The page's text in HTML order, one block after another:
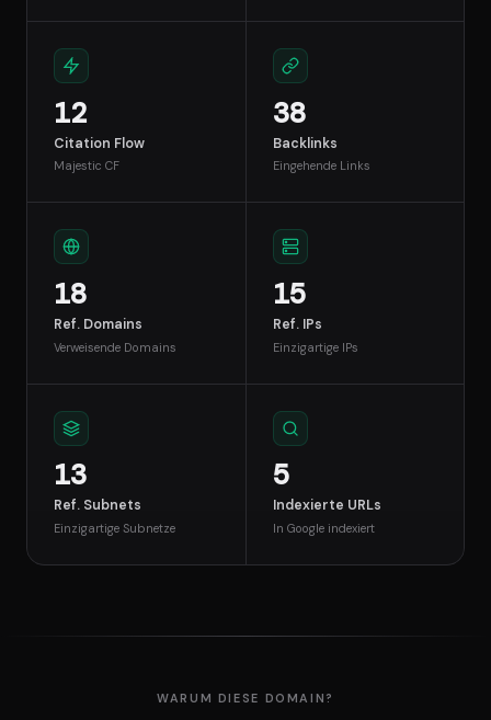
12
Citation Flow
Majestic CF
38
Backlinks
Eingehende Links
18
Ref. Domains
Verweisende Domains
15
Ref. IPs
Einzigartige IPs
13
Ref. Subnets
Einzigartige Subnetze
5
Indexierte URLs
In Google indexiert
WARUM DIESE DOMAIN?